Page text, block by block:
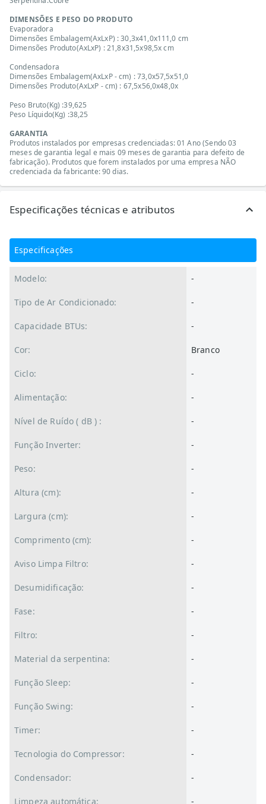
DIMENSÕES E PESO DO PRODUTO
Evaporadora
Dimensões Embalagem(AxLxP) : 30,3x41,0x111,0 cm
Dimensões Produto(AxLxP) : 21,8x31,5x98,5x cm
Condensadora
Dimensões Embalagem(AxLxP - cm) : 73,0x57,5x51,0
Dimensões Produto(AxLxP - cm) : 67,5x56,0x48,0x
Peso Bruto(Kg) :39,625
Peso Líquido(Kg) :38,25
GARANTIA
Produtos instalados por empresas credenciadas: 01 Ano (Sendo 03
meses de garantia legal e mais 09 meses de garantia para defeito de
fabricação). Produtos que forem instalados por uma empresa NÃO
credenciada da fabricante: 90 dias.
Especificações técnicas e atributos
Especificações
Modelo: -
Tipo de Ar Condicionado: -
Capacidade BTUs: -
Cor: Branco
Ciclo: -
Alimentação: -
Nível de Ruído ( dB ) : -
Função Inverter: -
Peso: -
Altura (cm): -
Largura (cm): -
Comprimento (cm): -
Aviso Limpa Filtro: -
Desumidificação: -
Fase: -
Filtro: -
Material da serpentina: -
Função Sleep: -
Função Swing: -
Timer: -
Tecnologia do Compressor: -
Condensador: -
Limpeza automática: -